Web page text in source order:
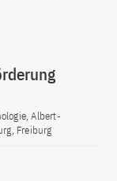
Albert-
Freiburg